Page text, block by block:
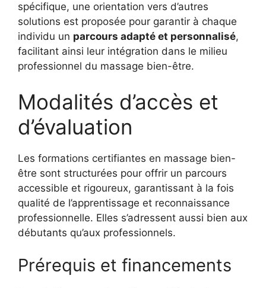
spécifique, une orientation vers d’autres
solutions est proposée pour garantir à chaque
individu un parcours adapté et personnalisé,
facilitant ainsi leur intégration dans le milieu
professionnel du massage bien-être.
Modalités d’accès et
d’évaluation
Les formations certifiantes en massage bien-
être sont structurées pour offrir un parcours
accessible et rigoureux, garantissant à la fois
qualité de l’apprentissage et reconnaissance
professionnelle. Elles s’adressent aussi bien aux
débutants qu’aux professionnels.
Prérequis et financements